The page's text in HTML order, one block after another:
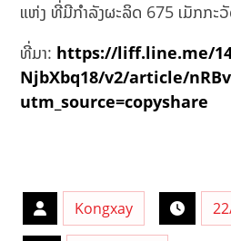
ແຫ່ງ ທີ່ມີກຳລັງຜະລິດ 675 ເມັກກະ
ທີ່ມາ: https://liff.line.me/
NjbXbq18/v2/article/
utm_source=copyshare
Kongxay